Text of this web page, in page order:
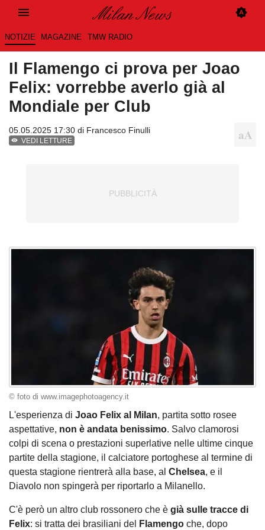
NOTIZIE MAGAZINE TMW RADIO
Il Flamengo ci prova per Joao
Felix: vorrebbe averlo già al
Mondiale per Club
05.05.2025 17:30 di Francesco Finulli
VEDI LETTURE
© foto di www.imagephotoagency.it
L'esperienza di Joao Felix al Milan, partita sotto rosee
aspettative, non è andata benissimo. Salvo clamorosi
colpi di scena o prestazioni superlative nelle ultime cinque
partite della stagione, il calciatore portoghese al termine di
questa stagione rientrerà alla base, al Chelsea, e il
Diavolo non spingerà per riportarlo a Milanello.
C'è però un altro club rossonero che è già sulle tracce di
Felix: si tratta dei brasiliani del Flamengo che, dopo